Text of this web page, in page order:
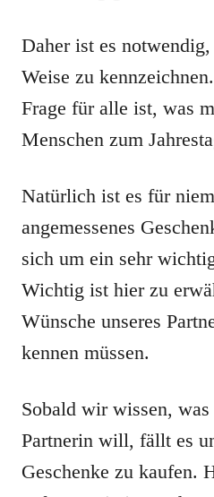
Daher ist es
Weise zu
Frage für alle ist, was
Menschen zum
Natürlich ist es für
angemessenes
sich um ein sehr
Wichtig ist hier zu
Wünsche unseres
kennen müssen.
Sobald wir wissen, was
Partnerin will, fällt es
Geschenke zu kaufen.